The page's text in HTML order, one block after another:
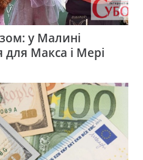
у Малині
для Макса і Мері